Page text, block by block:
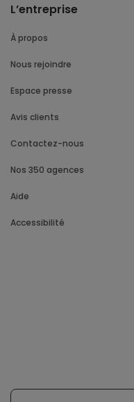
L’entreprise
À propos
Nous rejoindre
Espace presse
Avis clients
Contactez-nous
Nos 350 agences
Aide
Accessibilité